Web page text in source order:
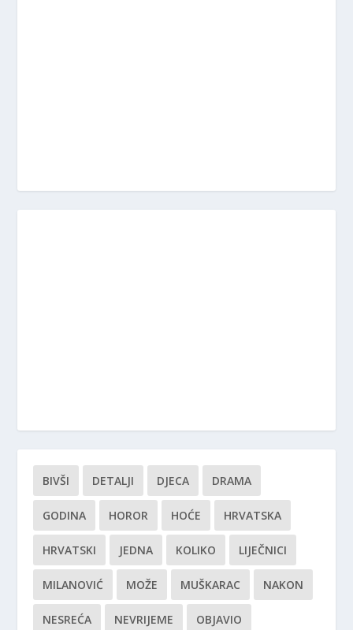
BIVŠI DETALJI DJECA DRAMA
GODINA HOROR HOĆE HRVATSKA
HRVATSKI JEDNA KOLIKO LIJEČNICI
MILANOVIĆ MOŽE MUŠKARAC NAKON
NESREĆA NEVRIJEME OBJAVIO